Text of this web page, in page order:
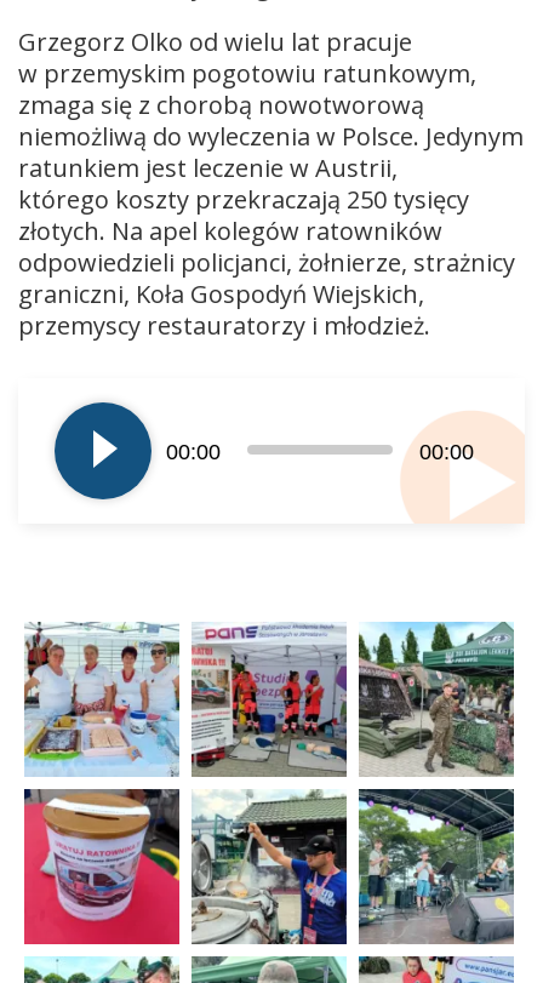
Grzegorz Olko od wielu lat pracuje
w przemyskim pogotowiu ratunkowym,
zmaga się z chorobą nowotworową
niemożliwą do wyleczenia w Polsce. Jedynym
ratunkiem jest leczenie w Austrii,
którego koszty przekraczają 250 tysięcy
złotych. Na apel kolegów ratowników
odpowiedzieli policjanci, żołnierze, strażnicy
graniczni, Koła Gospodyń Wiejskich,
przemyscy restauratorzy i młodzież.
plików
dźwiękowych
00:00 00:00